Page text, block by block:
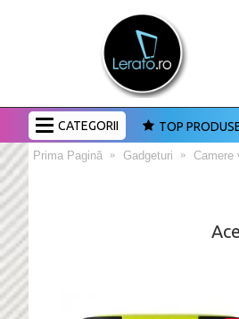
CATEGORII TOP
Prima Pagină Gadgeturi Camere